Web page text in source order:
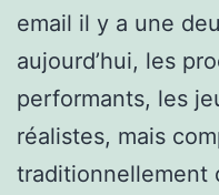
email il y a une
aujourd’hui, les
performants, les
réalistes, mais
traditionnellement